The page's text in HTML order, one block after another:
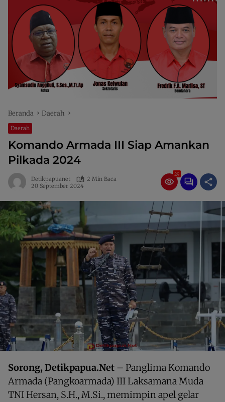
Beranda Daerah
Daerah
Komando Armada III Siap Amankan
Pilkada 2024
Detikpapuanet
2 Min Baca
20 September 2024
29
Sorong, Detikpapua.Net – Panglima Komando
Armada (Pangkoarmada) III Laksamana Muda
TNI Hersan, S.H., M.Si., memimpin apel gelar